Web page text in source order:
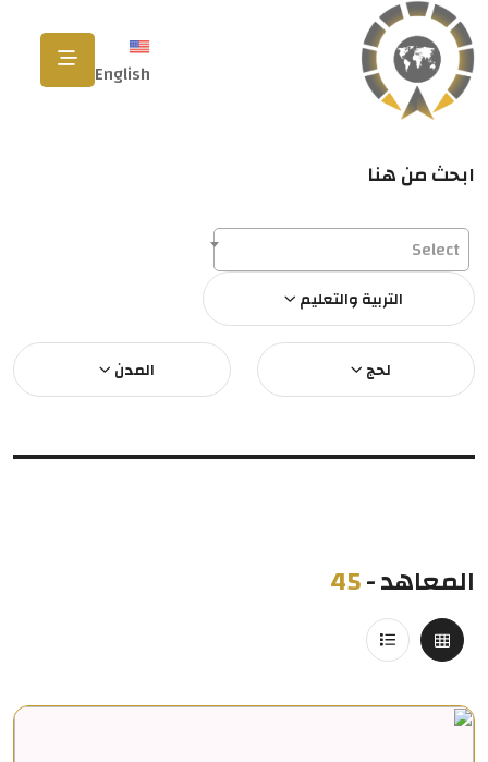
English
ابحث من هنا
Select
التربية والتعليم
لحج المدن
المعاهد-
45